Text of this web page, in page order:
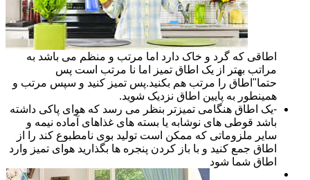
اطاقی که گرد و خاک دارد اما مرتب و منظم می باشد به
مراتب بهتر از یک اطاق تمیز اما نا مرتب است پس
حتما"اطاق را مرتب هم بکنید.پس تمیز کنید و سپس مرتب و
همینطور به پایین اطاق نزدیک شوید.
-یک اطاق هنگامی تمیزتر بنظر می رسد که هوای پاکی داشته
باشد قوطی های نوشابه یا بسته های غذاهای آماده نیمه و
سایر ملزوماتی که ممکن است تولید بوی نامطبوع کند را از
اطاق جمع کنید و با باز کردن پنجره ها بگذارید هوای تمیز وارد
اطاق شما شود